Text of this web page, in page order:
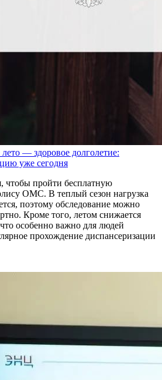
лето — здоровое долголетие:
уже сегодня
чтобы пройти бесплатную
ОМС. В теплый сезон нагрузка
поэтому обследование можно
Кроме того, летом снижается
особенно важно для людей
прохождение диспансеризации